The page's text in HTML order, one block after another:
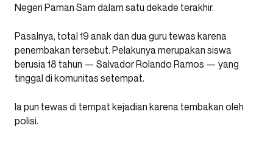
Negeri Paman Sam dalam satu dekade terakhir.
Pasalnya, total 19 anak dan dua guru tewas karena
penembakan tersebut. Pelakunya merupakan siswa
berusia 18 tahun — Salvador Rolando Ramos — yang
tinggal di komunitas setempat.
Ia pun tewas di tempat kejadian karena tembakan oleh
polisi.